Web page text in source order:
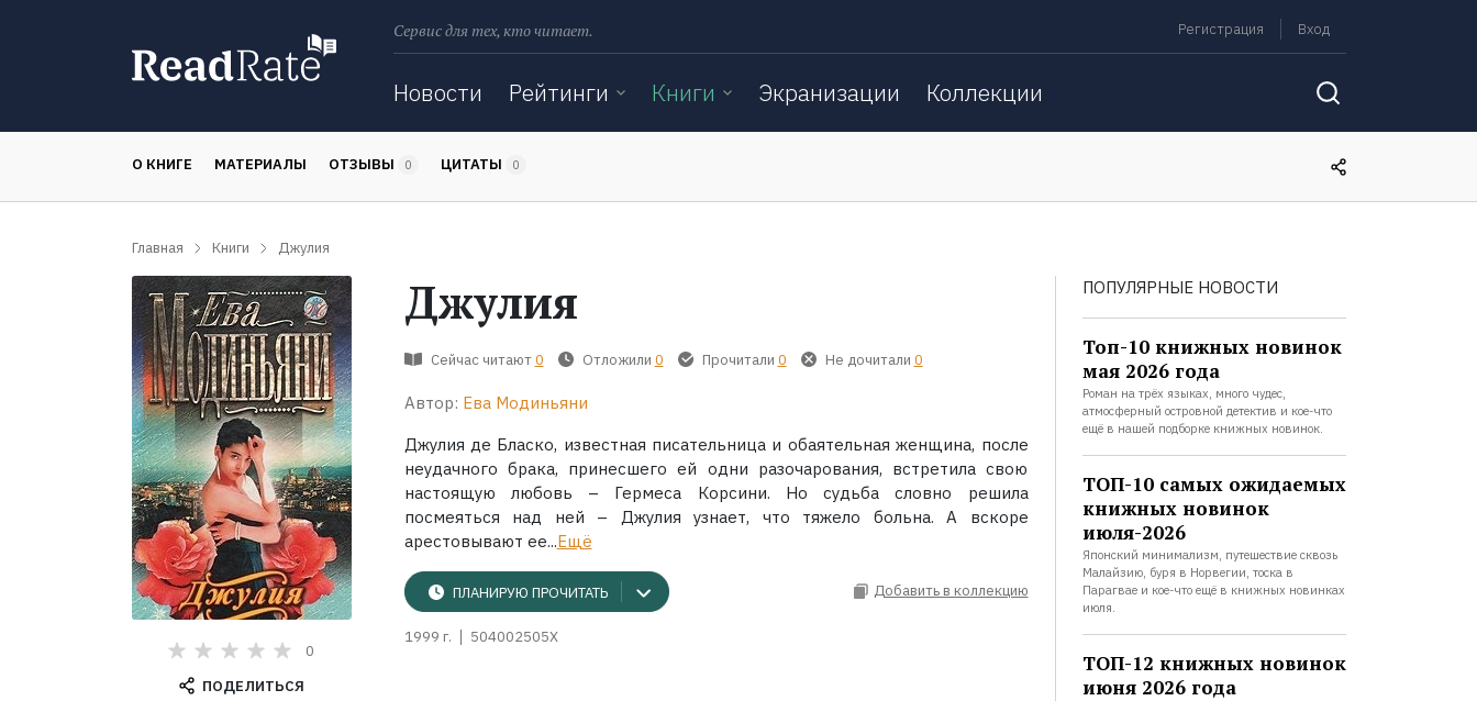
Сервис для тех, кто читает. Регистрация Вход
Новости Рейтинги Книги Экранизации Коллекции
О КНИГЕ МАТЕРИАЛЫ ОТЗЫВЫ 0 ЦИТАТЫ 0
Главная Книги Джулия
0
ПОДЕЛИТЬСЯ
Джулия
Сейчас читают 0 Отложили 0 Прочитали 0 Не дочитали 0
Автор: Ева Модиньяни
Джулия де Бласко, известная писательница и обаятельная женщина, после
неудачного брака, принесшего ей одни разочарования, встретила свою
настоящую любовь – Гермеса Корсини. Но судьба словно решила
посмеяться над ней – Джулия узнает, что тяжело больна. А вскоре
арестовывают ее...Ещё
ПЛАНИРУЮ ПРОЧИТАТЬ Добавить в коллекцию
1999 г. 504002505X
ПОПУЛЯРНЫЕ НОВОСТИ
Топ-10 книжных новинок
мая 2026 года
Роман на трёх языках, много чудес,
атмосферный островной детектив и кое-что
ещё в нашей подборке книжных новинок.
ТОП-10 самых ожидаемых
книжных новинок
июля-2026
Японский минимализм, путешествие сквозь
Малайзию, буря в Норвегии, тоска в
Парагвае и кое-что ещё в книжных новинках
июля.
ТОП-12 книжных новинок
июня 2026 года